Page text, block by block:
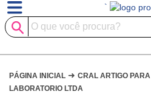
`
PÁGINA INICIAL ➜ CRAL ARTIGO PARA
LABORATORIO LTDA